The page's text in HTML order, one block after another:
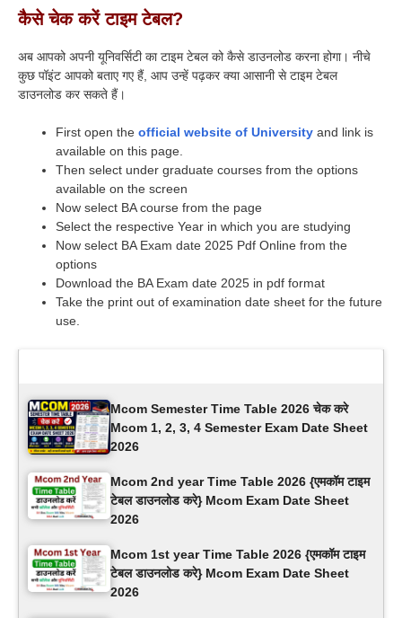
कैसे चेक करें टाइम टेबल?
अब आपको अपनी यूनिवर्सिटी का टाइम टेबल को कैसे डाउनलोड करना होगा। नीचे
कुछ पॉइंट आपको बताए गए हैं, आप उन्हें पढ़कर क्या आसानी से टाइम टेबल
डाउनलोड कर सकते हैं।
First open the official website of University and link is
available on this page.
Then select under graduate courses from the options
available on the screen
Now select BA course from the page
Select the respective Year in which you are studying
Now select BA Exam date 2025 Pdf Online from the
options
Download the BA Exam date 2025 in pdf format
Take the print out of examination date sheet for the future
use.
Mcom Semester Time Table 2026 चेक करे
Mcom 1, 2, 3, 4 Semester Exam Date Sheet
2026
Mcom 2nd year Time Table 2026 {एमकॉम टाइम
टेबल डाउनलोड करे} Mcom Exam Date Sheet
2026
Mcom 1st year Time Table 2026 {एमकॉम टाइम
टेबल डाउनलोड करे} Mcom Exam Date Sheet
2026